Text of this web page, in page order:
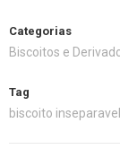
Categorias
Biscoitos e
Tag
biscoito inseparavel